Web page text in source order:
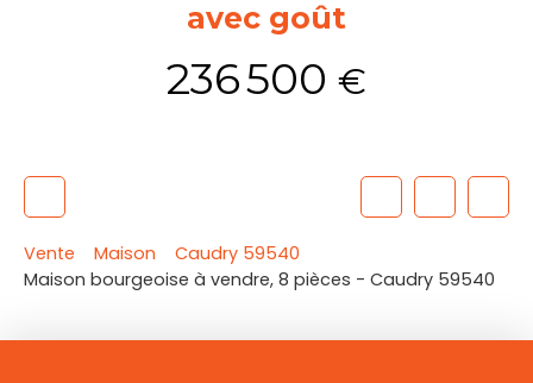
avec goût
236 500 €
Vente Maison
Caudry 59540
Maison bourgeoise à vendre, 8 pièces - Caudry 59540